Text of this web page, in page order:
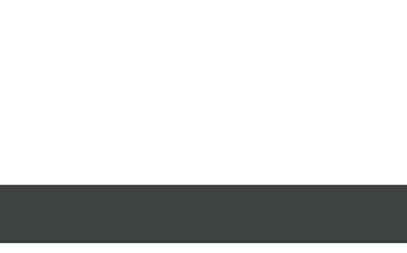
不論大人、小孩或是各種體型，都可以